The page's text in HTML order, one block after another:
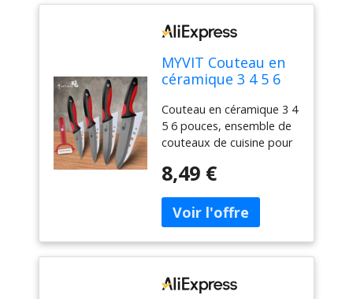
MYVIT Couteau en
céramique 3 4 5 6
de couteaux de
cuisine pour Chef,
lame noire en
zircone, pour
légumes et fruits,
outil de cuisine
Couteau en céramique 3 4
5 6 pouces, ensemble de
couteaux de cuisine pour
zircone, pour légumes et
8,49 €